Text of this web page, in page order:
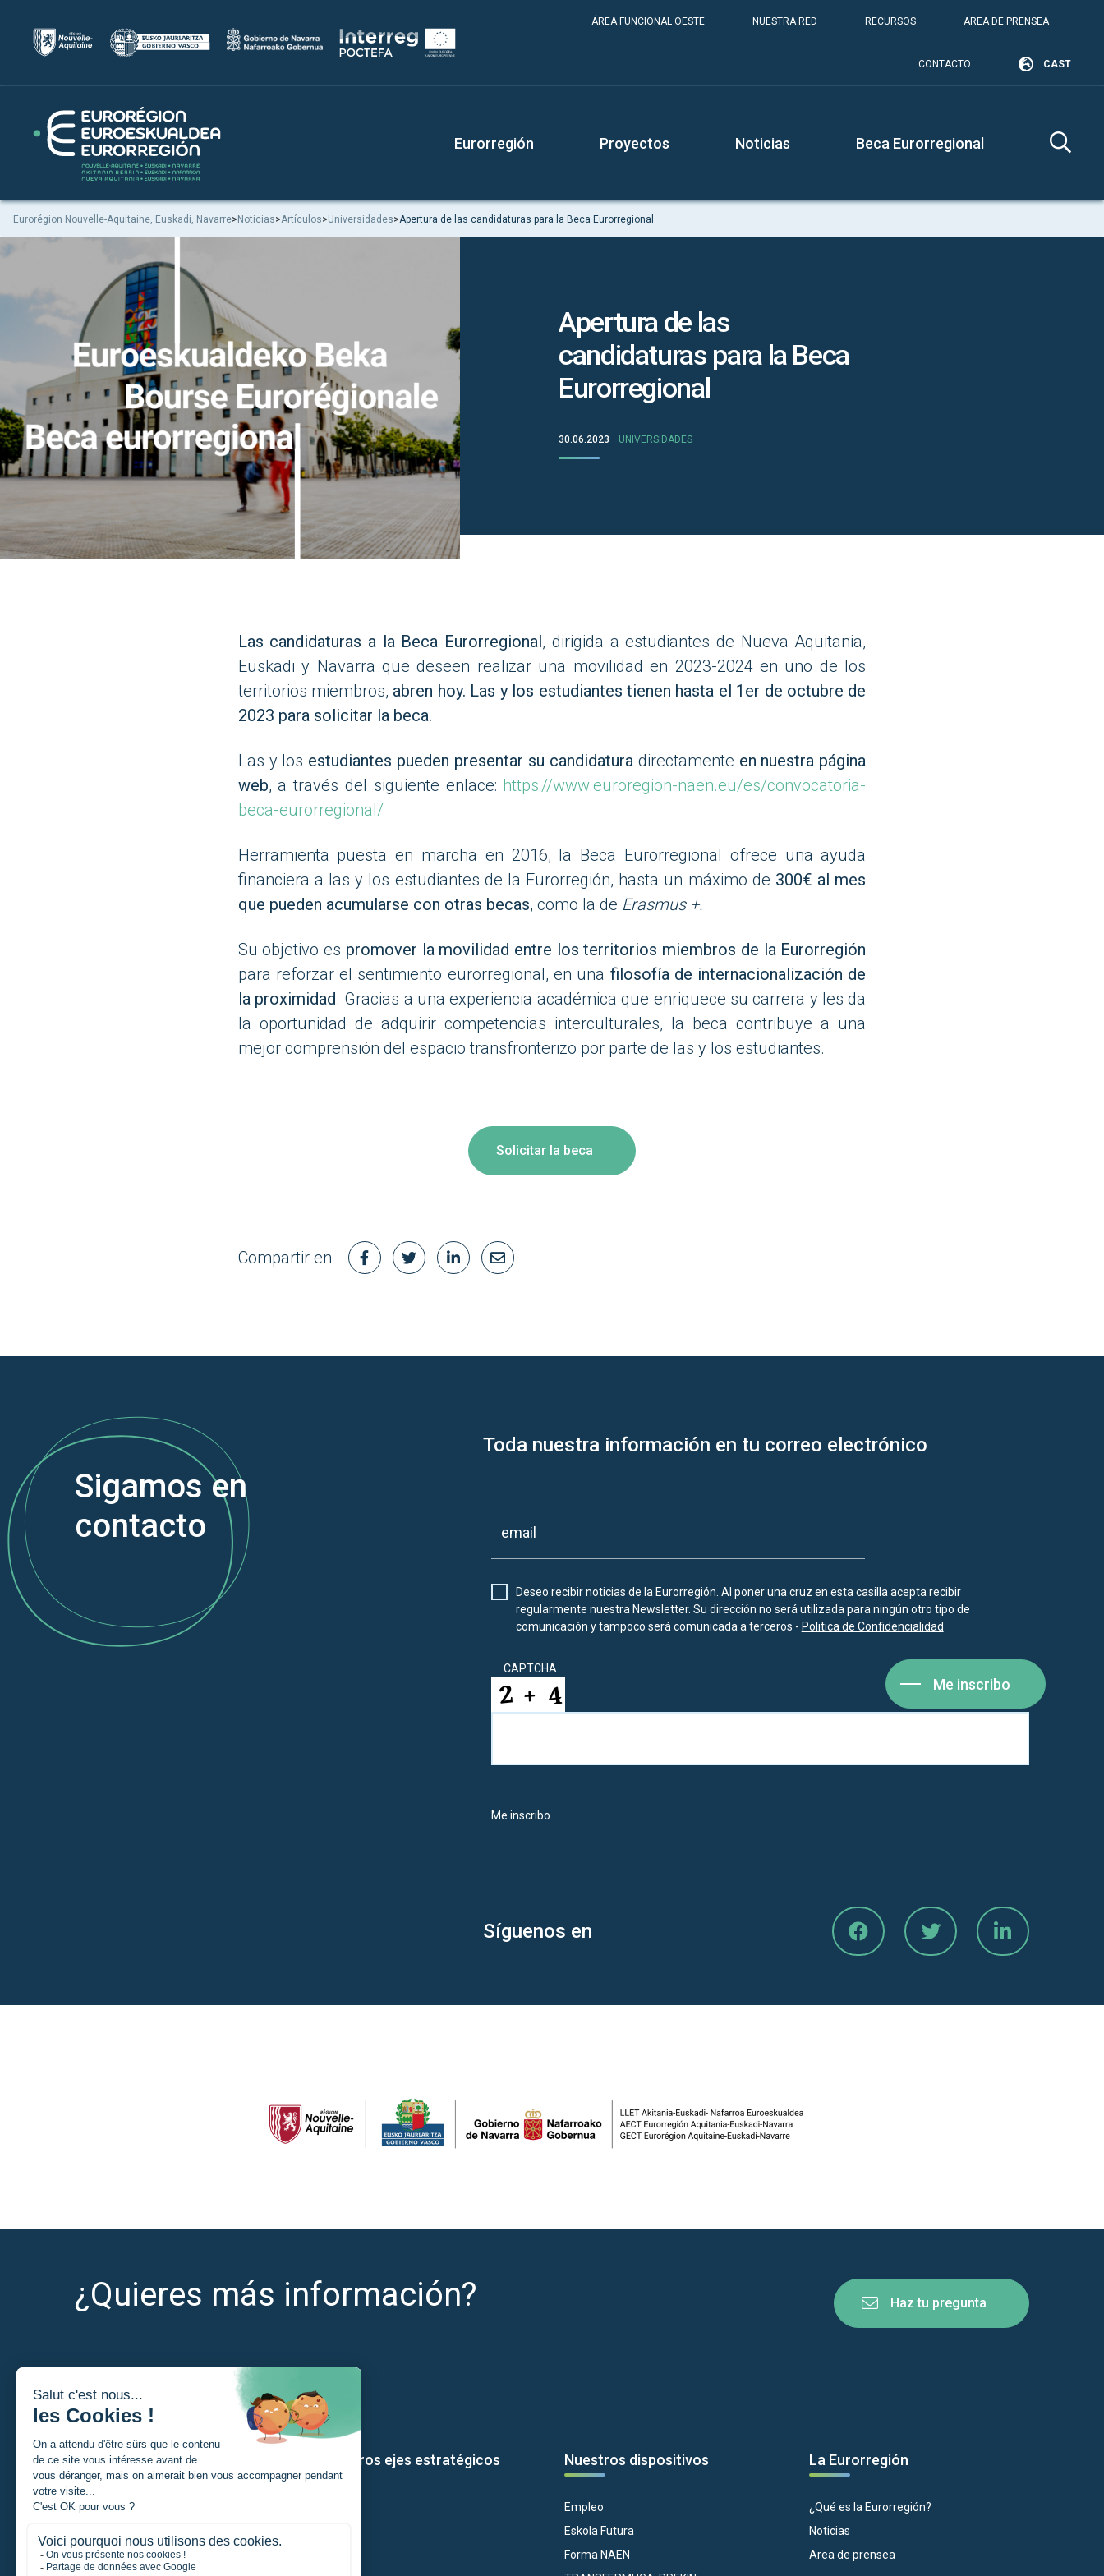
ÁREA FUNCIONAL OESTE NUESTRA RED RECURSOS AREA DE PRENSEA
CONTACTO CAST
Eurorregión Proyectos Noticias Beca Eurorregional
Eurorégion Nouvelle-Aquitaine, Euskadi, Navarre>Noticias>Artículos>Universidades>Apertura de las candidaturas para la Beca Eurorregional
Apertura de las
candidaturas para la Beca
Eurorregional
30.06.2023 UNIVERSIDADES
Las candidaturas a la Beca Eurorregional, dirigida a estudiantes de Nueva Aquitania,
Euskadi y Navarra que deseen realizar una movilidad en 2023-2024 en uno de los
territorios miembros, abren hoy. Las y los estudiantes tienen hasta el 1er de octubre de
2023 para solicitar la beca.
Las y los estudiantes pueden presentar su candidaturadirectamente en nuestra página
web, a través del siguiente enlace: https://www.euroregion-naen.eu/es/convocatoria-
beca-eurorregional/
Herramienta puesta en marcha en 2016, la Beca Eurorregional ofrece una ayuda
financiera a las y los estudiantes de la Eurorregión, hasta un máximo de 300€ al mes
que pueden acumularse con otras becas, como la de Erasmus +.
Su objetivo es promover la movilidad entre los territorios miembros de la Eurorregión
para reforzar el sentimiento eurorregional, en una filosofía de internacionalización de
la proximidad. Gracias a una experiencia académica que enriquece su carrera y les da
la oportunidad de adquirir competencias interculturales, la beca contribuye a una
mejor comprensión del espacio transfronterizo por parte de las y los estudiantes.
Solicitar la beca
Compartir en
Sigamos en
contacto
Toda nuestra información en tu correo electrónico
Deseo recibir noticias de la Eurorregión. Al poner una cruz en esta casilla acepta recibir
regularmente nuestra Newsletter. Su dirección no será utilizada para ningún otro tipo de
comunicación y tampoco será comunicada a terceros - Politica de Confidencialidad
CAPTCHA
Me inscribo
Me inscribo
Síguenos en
¿Quieres más información? Haz tu pregunta
Soy
Estudiante
Promotor de un proyecto
Nuestros ejes estratégicos Nuestros dispositivos
Empleo
Eskola Futura
Forma NAEN
La Eurorregión
¿Qué es la Eurorregión?
Noticias
Area de prensea